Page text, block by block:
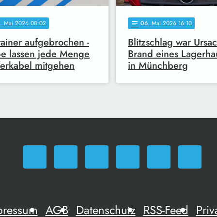
. Mai 2026 08:02
aufgebrochen -
lassen jede Menge
mitgehen
notes 06. Mai 2026 16:10
Blitzschlag war
Brand eines
in Münchberg
AGB Datenschutz RSS-Feed